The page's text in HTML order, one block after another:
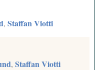
,Staffan Viotti
,Staffan Viotti